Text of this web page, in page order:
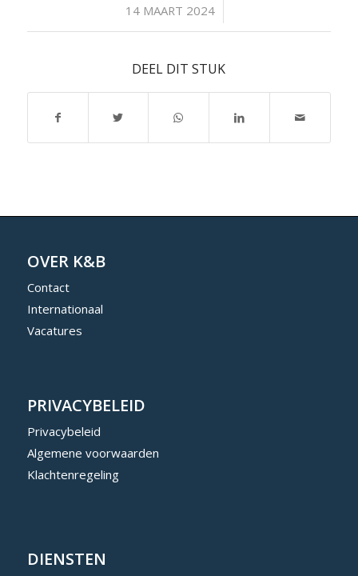
14 MAART 2024
/
DEEL DIT STUK
OVER K&B
Contact
Internationaal
Vacatures
PRIVACYBELEID
Privacybeleid
Algemene voorwaarden
Klachtenregeling
DIENSTEN